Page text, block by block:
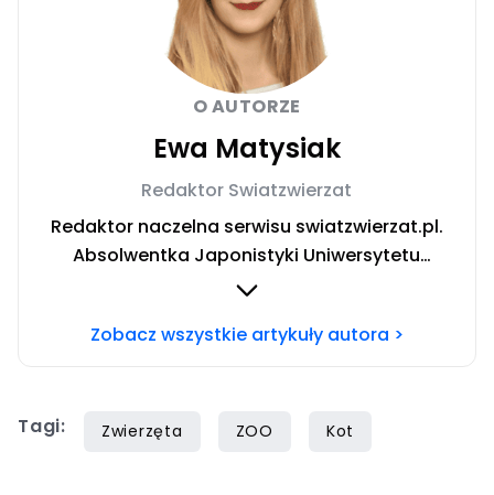
O AUTORZE
Ewa Matysiak
Redaktor Swiatzwierzat
Redaktor naczelna serwisu swiatzwierzat.pl.
Absolwentka Japonistyki Uniwersytetu
Warszawskiego. W trakcie rocznego wyjazdu
relacją człowiek-pies oraz roli domowych
szczęścia w licznych pasjach.
Zobacz wszystkie artykuły autora >
Tagi: Zwierzęta ZOO Kot